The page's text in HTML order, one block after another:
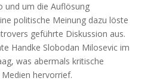
und um die Auflösung
politische Meinung dazu löste
geführte Diskussion aus.
Handke Slobodan Milosevic im
was abermals kritische
hervorrief.